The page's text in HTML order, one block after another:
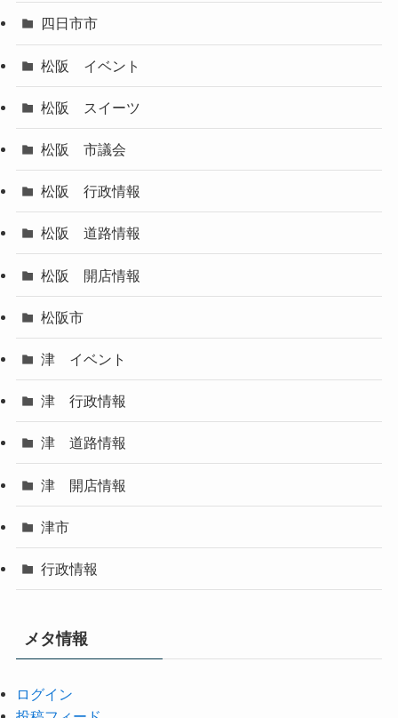
四日市市
松阪 イベント
松阪 スイーツ
松阪 市議会
松阪 行政情報
松阪 道路情報
松阪 開店情報
松阪市
津 イベント
津 行政情報
津 道路情報
津 開店情報
津市
行政情報
メタ情報
ログイン